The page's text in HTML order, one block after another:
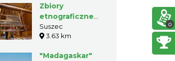
Zbiory
etnograficzne
Szenderów w
Suszcu
Suszec
3.63 km
"Madagaskar"
0